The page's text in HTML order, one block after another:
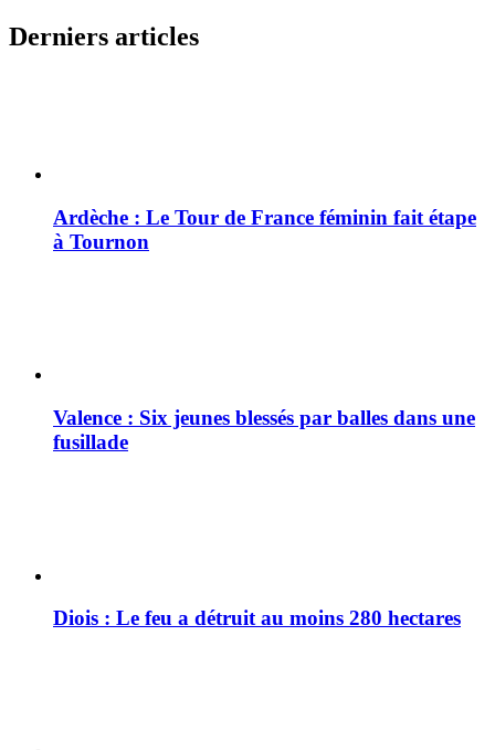
Derniers articles
Ardèche : Le Tour de France féminin fait étape
à Tournon
Valence : Six jeunes blessés par balles dans une
fusillade
Diois : Le feu a détruit au moins 280 hectares